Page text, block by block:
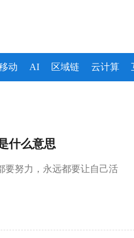
动 AI 区域链 云计算
什么意思
要努力，永远都要让自己活